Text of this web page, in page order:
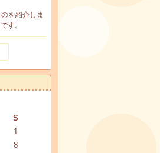
を紹介しま
す。
S
1
8